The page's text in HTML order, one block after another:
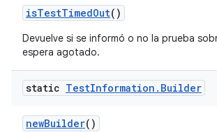
isTestTimedOut()
Devuelve si se informó o no la prueba
espera agotado.
static TestInformation . Builder
newBuilder()